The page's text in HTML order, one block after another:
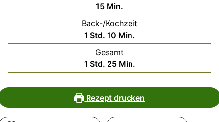
15Minuten
Min.
Back-/Kochzeit
1 Stunde
Std. 10 Minuten
Min.
Gesamt
1 Stunde
Std. 25Minuten
Min.
Rezept drucken